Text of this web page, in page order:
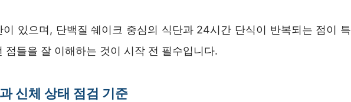
이 있으며, 단백질 쉐이크 중심의 식단과 24시간 단식이 반복되는 점이 특
점들을 잘 이해하는 것이 시작 전 필수입니다.
신체 상태 점검 기준